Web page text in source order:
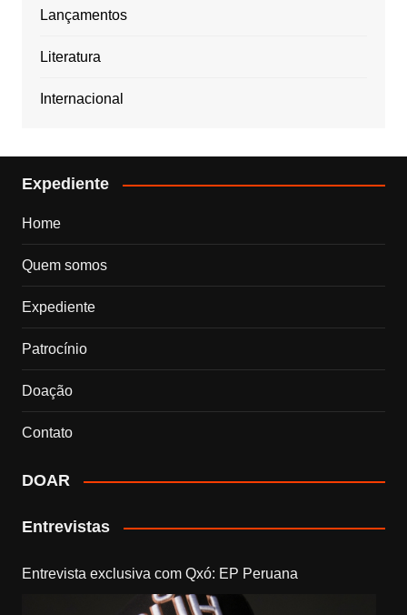
Lançamentos
Literatura
Internacional
Expediente
Home
Quem somos
Expediente
Patrocínio
Doação
Contato
DOAR
Entrevistas
Entrevista exclusiva com Qxó: EP Peruana